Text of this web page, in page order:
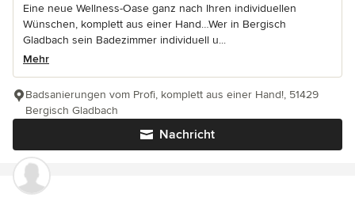
Eine neue Wellness-Oase ganz nach Ihren individuellen
Wünschen, komplett aus einer Hand…Wer in Bergisch
Gladbach sein Badezimmer individuell u...
Mehr
Nachricht
Badsanierungen vom Profi, komplett aus einer Hand!, 51429
Bergisch Gladbach